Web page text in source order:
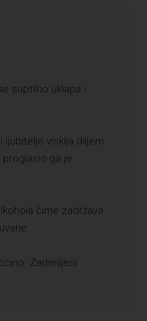
suptilno uklapa i
viskija diljem
proglasio ga je
čime zadržava
Zadimljeni